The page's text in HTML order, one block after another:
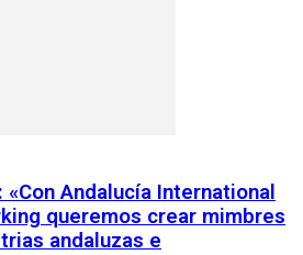
Andalucía International
queremos crear mimbres
andaluzas e